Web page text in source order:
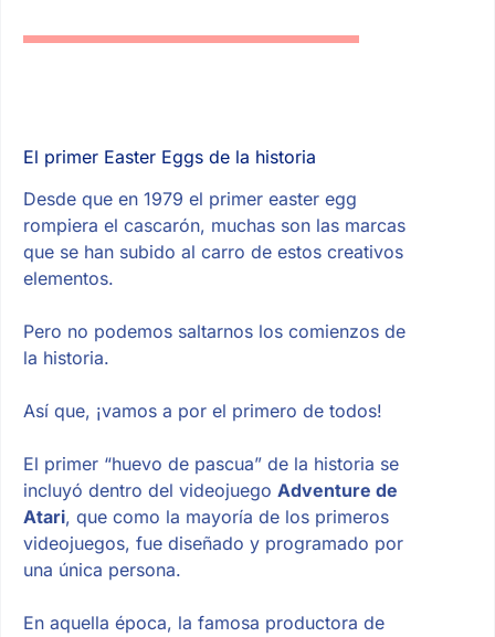
El primer Easter Eggs de la historia
Desde que en 1979 el primer easter egg
rompiera el cascarón, muchas son las marcas
que se han subido al carro de estos creativos
elementos.
Pero no podemos saltarnos los comienzos de
la historia.
Así que, ¡vamos a por el primero de todos!
El primer “huevo de pascua” de la historia se
incluyó dentro del videojuego Adventure de
Atari, que como la mayoría de los primeros
videojuegos, fue diseñado y programado por
una única persona.
En aquella época, la famosa productora de